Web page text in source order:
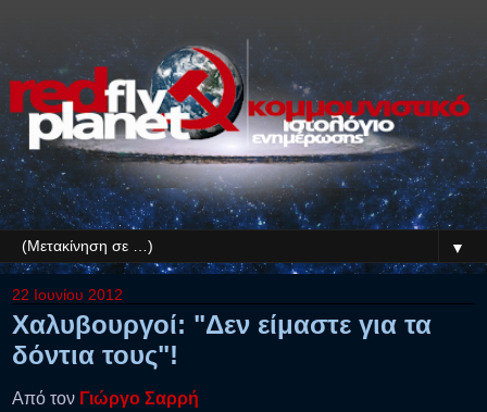
▼
22 Ιουνίου 2012
Χαλυβουργοί: "Δεν είμαστε για τα
δόντια τους"!
Από τον Γιώργο Σαρρή